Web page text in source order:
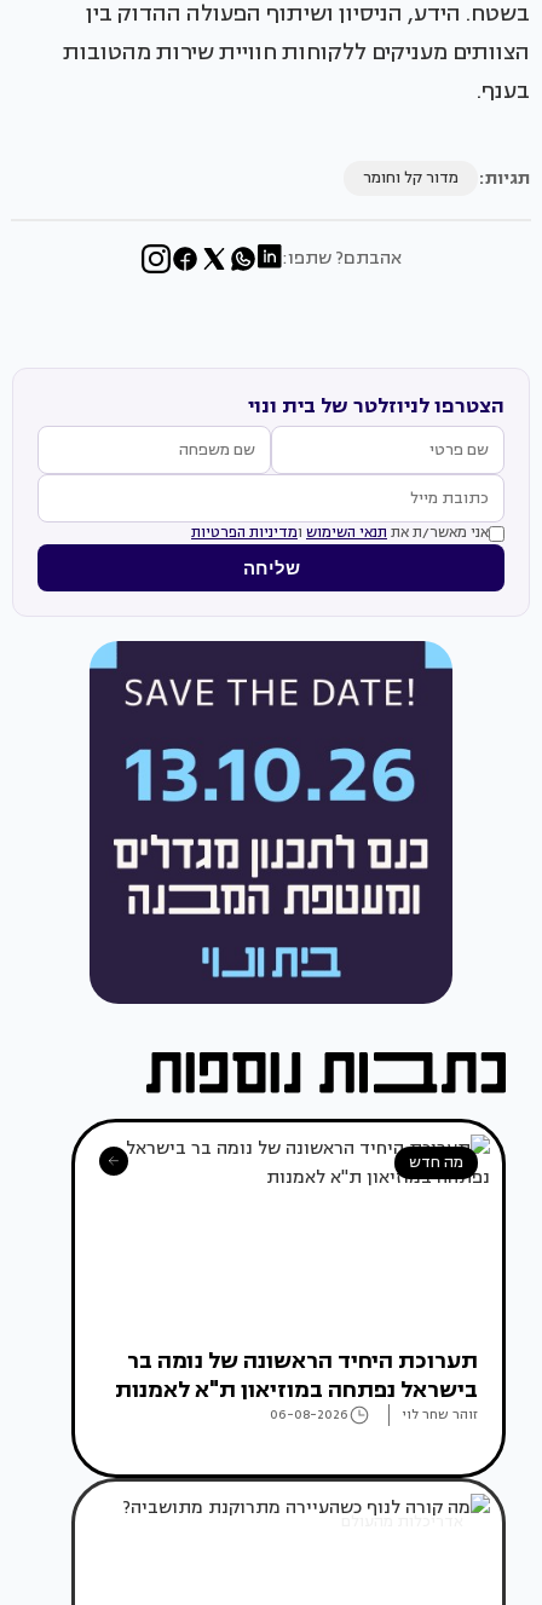
בשטח. הידע, הניסיון ושיתוף הפעולה ההדוק בין
הצוותים מעניקים ללקוחות חוויית שירות מהטובות
בענף.
תגיות: מדור קל וחומר
אהבתם? שתפו:
הצטרפו לניוזלטר של בית ונוי
אני מאשר/ת את תנאי השימוש ומדיניות הפרטיות
שליחה
מה חדש
תערוכת היחיד הראשונה של נומה בר
בישראל נפתחה במוזיאון ת"א לאמנות
זוהר שחר לוי 06-08-2026
אדריכלות מהעולם